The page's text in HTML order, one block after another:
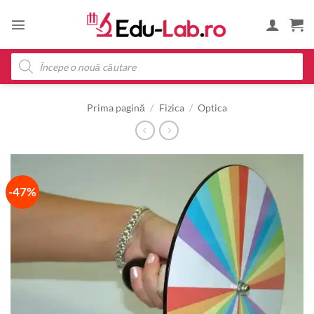
Products
search
Prima pagină / Fizica / Optica
-47%